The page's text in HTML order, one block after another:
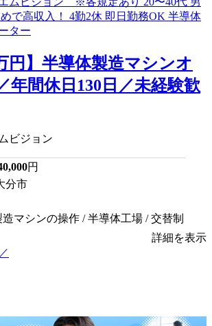
円】半導体製造マシンオ
年間休日130日／未経験歓
ビジョン
円
分市
マシンの操作 / 半導体工場 / 交替制
詳細を表示